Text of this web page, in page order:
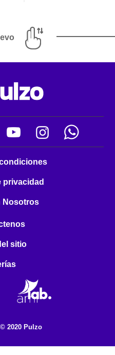
privacidad
Nosotros
sitio
2020 Pulzo